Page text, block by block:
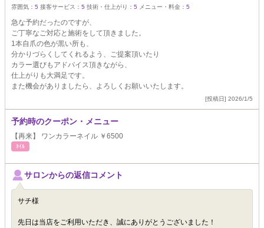
雰囲気： 5 接客サービス： 5 技術・仕上がり： 5 メニュー・料金： 5
急な予約だったのですが、
ご丁寧なご対応と施術をして頂きました。
1本自爪の色が黒い所も、
分かりづらくしてくれるよう、ご提案頂いたり
カラー選びもアドバイス頂きながら、
仕上がりも大満足です。
また機会がありましたら、よろしくお願いいたします。
[投稿日] 2026/1/5
予約時のクーポン・メニュー
【再来】 ワンカラーネイル ￥6500
ﾈｲﾙ
サロンからの返信コメント
サチ様
先日は当店をご利用いただき、誠にありがとうございました！